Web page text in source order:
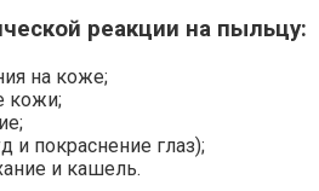
реакции на пыльцу:
на коже;
кожи;
и покраснение глаз);
и кашель.